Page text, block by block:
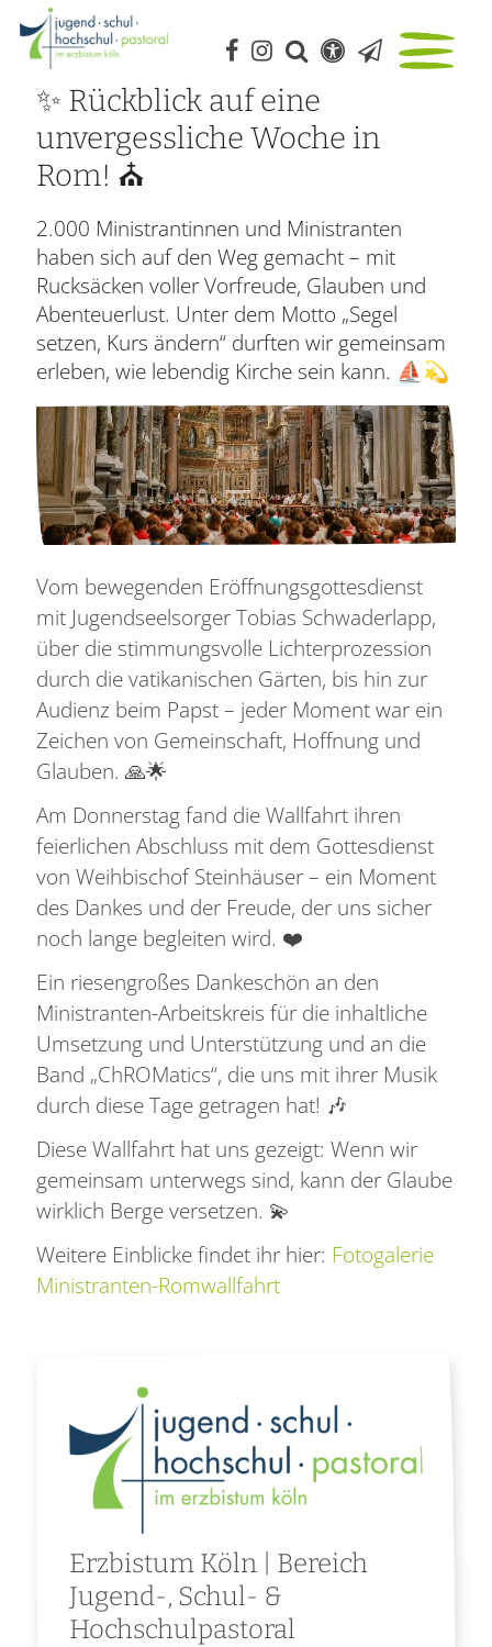
✨ Rückblick auf eine
unvergessliche Woche in
Rom! ⛪️
2.000 Ministrantinnen und Ministranten
haben sich auf den Weg gemacht – mit
Rucksäcken voller Vorfreude, Glauben und
Abenteuerlust. Unter dem Motto „Segel
setzen, Kurs ändern“ durften wir gemeinsam
erleben, wie lebendig Kirche sein kann. ⛵️💫
Vom bewegenden Eröffnungsgottesdienst
mit Jugendseelsorger Tobias Schwaderlapp,
über die stimmungsvolle Lichterprozession
durch die vatikanischen Gärten, bis hin zur
Audienz beim Papst – jeder Moment war ein
Zeichen von Gemeinschaft, Hoffnung und
Glauben. 🙏🌟
Am Donnerstag fand die Wallfahrt ihren
feierlichen Abschluss mit dem Gottesdienst
von Weihbischof Steinhäuser – ein Moment
des Dankes und der Freude, der uns sicher
noch lange begleiten wird. ❤️
Ein riesengroßes Dankeschön an den
Ministranten-Arbeitskreis für die inhaltliche
Umsetzung und Unterstützung und an die
Band „ChROMatics“, die uns mit ihrer Musik
durch diese Tage getragen hat! 🎶
Diese Wallfahrt hat uns gezeigt: Wenn wir
gemeinsam unterwegs sind, kann der Glaube
wirklich Berge versetzen. 💫
Weitere Einblicke findet ihr hier: Fotogalerie
Ministranten-Romwallfahrt
Erzbistum Köln | Bereich
Jugend-, Schul- &
Hochschulpastoral